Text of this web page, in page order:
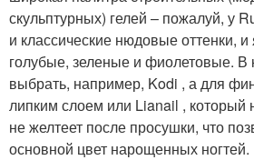
скульптурных) гелей – пожалуй, у
и классические нюдовые оттенки,
голубые, зеленые и фиолетовые. В
выбрать, например, Kodi , а для
липким слоем или Lianail , который
не желтеет после просушки, что
основной цвет нарощенных ногтей.